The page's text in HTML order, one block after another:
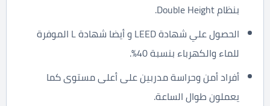
بنظام Double Height.
الحصول علي شهادة LEED و أيضا شهادة L الموفرة
للماء والكهرباء بنسبة 40%.
أفراد أمن وحراسة مدربين على أعلى مستوى كما
يعملون طوال الساعة.